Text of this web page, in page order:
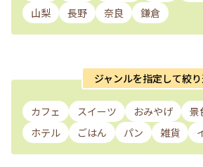
山梨
長野 奈良 鎌倉
ジャンルを指定して絞
カフェ スイーツ おみやげ 景
ホテル
ごはん パン 雑貨